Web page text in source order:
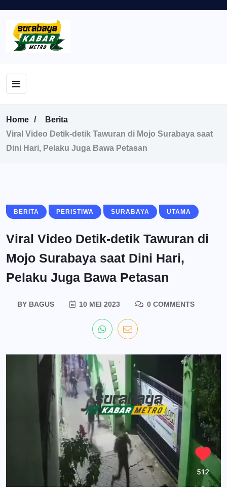
Home
Berita
Viral Video Detik-detik Tawuran di Mojo Surabaya saat
Dini Hari, Pelaku Juga Bawa Petasan
BERITA PERISTIWA SURABAYA UTAMA
Viral Video Detik-detik Tawuran di
Mojo Surabaya saat Dini Hari,
Pelaku Juga Bawa Petasan
BY BAGUS 10 MEI 2023 0 COMMENTS